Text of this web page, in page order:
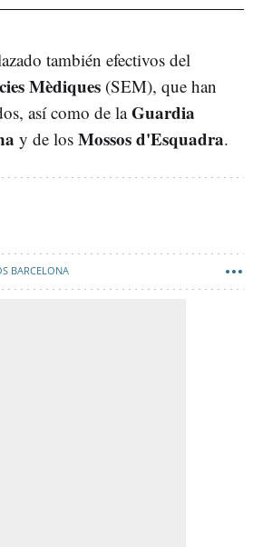
también efectivos del
Mèdiques (SEM), que han
así como de laGuardia
y de los Mossos d'Esquadra.
BARCELONA